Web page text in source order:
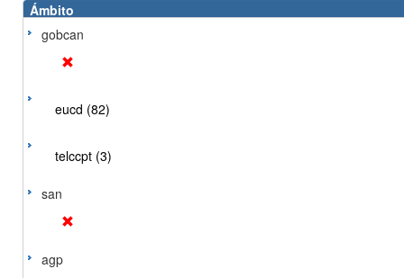
Ámbito
gobcan
eucd (82)
telccpt (3)
san
agp